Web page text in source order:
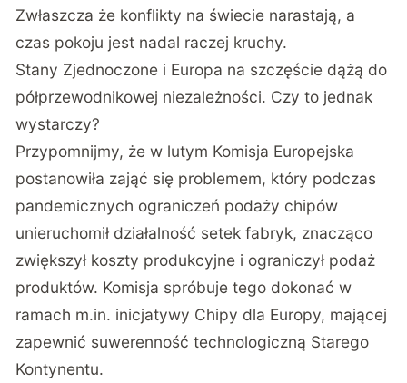
Zwłaszcza że konflikty na świecie narastają, a
czas pokoju jest nadal raczej kruchy.
Stany Zjednoczone i Europa na szczęście dążą do
półprzewodnikowej niezależności. Czy to jednak
wystarczy?
Przypomnijmy, że w lutym Komisja Europejska
postanowiła zająć się problemem, który podczas
pandemicznych ograniczeń podaży chipów
unieruchomił działalność setek fabryk, znacząco
zwiększył koszty produkcyjne i ograniczył podaż
produktów. Komisja spróbuje tego dokonać w
ramach m.in. inicjatywy Chipy dla Europy, mającej
zapewnić suwerenność technologiczną Starego
Kontynentu.